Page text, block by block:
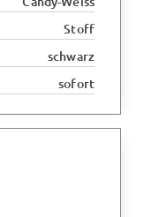
Stoff
schwarz
sofort